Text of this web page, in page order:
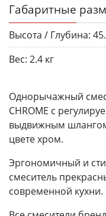
Габаритные
Высота / Глубина:
Вес: 2.4 кг
Однорычажный
CHROME с
выдвижным
цвете хром.
Эргономичный и
смеситель
современной кухни.